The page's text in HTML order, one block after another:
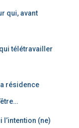
qui, avant
télétravailler
résidence
l’intention (ne)